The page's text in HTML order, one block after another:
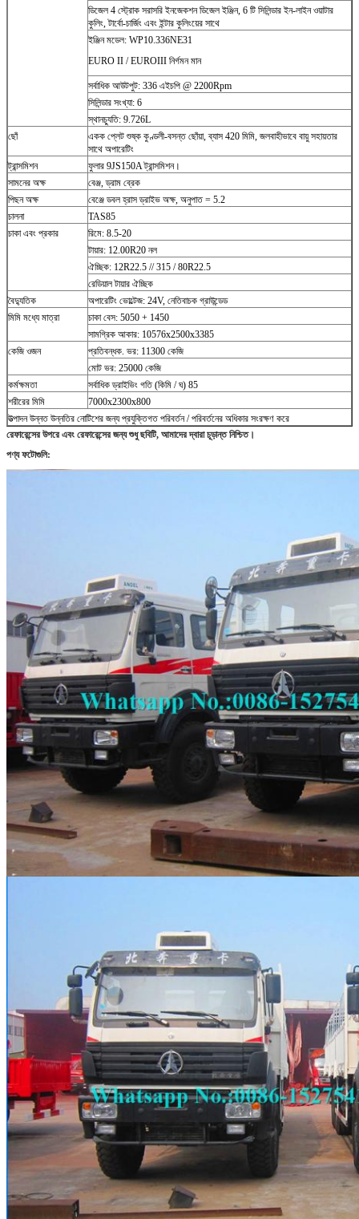
ডিজেল 4 স্ট্রোক সরাসরি ইনজেকশন ডিজেল ইঞ্জিন, 6 টি সিলিন্ডার ইন-লাইন ওয়াটার
কুলিং, টার্বো-চার্জিং এবং ইন্টার কুলিংয়ের সাথে
ইঞ্জিন মডেল: WP10.336NE31
EURO II / EUROIII নির্গমন মান
সর্বাধিক আউটপুট: 336 এইচপি @ 2200Rpm
সিলিন্ডার সংখ্যা: 6
স্থানচ্যুতি: 9.726L
ছোঁ
একক প্লেট শুষ্ক কুণ্ডলী-বসন্ত ছোঁয়া, ব্যাস 420 মিমি, জলবাহীভাবে বায়ু সহায়তার
সাথে অপারেটিং
ট্রান্সমিশন
ফুলার 9JS150A ট্রান্সমিশন।
সামনের অক্ষ
বেঞ্জ, ড্রাম ব্রেক
পিছন অক্ষ
বেঞ্জে ডবল হ্রাস ড্রাইভ অক্ষ, অনুপাত = 5.2
চালনা
TAS85
চাকা এবং প্রকার
রিমে: 8.5-20
টায়ার: 12.00R20 নল
ঐচ্ছিক: 12R22.5 // 315 / 80R22.5
রেডিয়াল টায়ার ঐচ্ছিক
বৈদ্যুতিক
অপারেটিং ভোল্টেজ: 24V, নেতিবাচক গ্রাউন্ডেড
মিমি মধ্যে মাত্রা
চাকা বেস: 5050 + 1450
সামগ্রিক আকার: 10576x2500x3385
কেজি ওজন
প্রতিবন্ধক. ভর: 11300 কেজি
মোট ভর: 25000 কেজি
কর্মক্ষমতা
সর্বাধিক ড্রাইভিং গতি (কিমি / ঘ) 85
শরীরের মিমি
7000x2300x800
উত্পাদন উন্নত উন্নতির নোটিশের জন্য প্রযুক্তিগত পরিবর্তন / পরিবর্তনের অধিকার সংরক্ষণ করে
রেফারেন্সের উপরে এবং রেফারেন্সের জন্য শুধু ছবিটি, আমাদের দ্বারা চূড়ান্ত নিশ্চিত।
পণ্য ফটোগুলি: